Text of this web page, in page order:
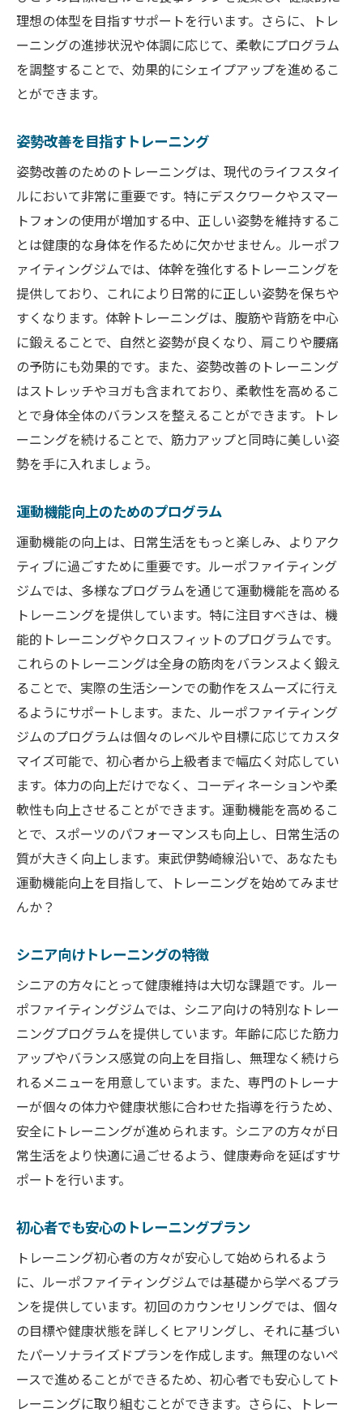
理想の体型を目指すサポートを行います。さらに、トレ
ーニングの進捗状況や体調に応じて、柔軟にプログラム
を調整することで、効果的にシェイプアップを進めるこ
とができます。
姿勢改善を目指すトレーニング
姿勢改善のためのトレーニングは、現代のライフスタイ
ルにおいて非常に重要です。特にデスクワークやスマー
トフォンの使用が増加する中、正しい姿勢を維持するこ
とは健康的な身体を作るために欠かせません。ルーポフ
ァイティングジムでは、体幹を強化するトレーニングを
提供しており、これにより日常的に正しい姿勢を保ちや
すくなります。体幹トレーニングは、腹筋や背筋を中心
に鍛えることで、自然と姿勢が良くなり、肩こりや腰痛
の予防にも効果的です。また、姿勢改善のトレーニング
はストレッチやヨガも含まれており、柔軟性を高めるこ
とで身体全体のバランスを整えることができます。トレ
ーニングを続けることで、筋力アップと同時に美しい姿
勢を手に入れましょう。
運動機能向上のためのプログラム
運動機能の向上は、日常生活をもっと楽しみ、よりアク
ティブに過ごすために重要です。ルーポファイティング
ジムでは、多様なプログラムを通じて運動機能を高める
トレーニングを提供しています。特に注目すべきは、機
能的トレーニングやクロスフィットのプログラムです。
これらのトレーニングは全身の筋肉をバランスよく鍛え
ることで、実際の生活シーンでの動作をスムーズに行え
るようにサポートします。また、ルーポファイティング
ジムのプログラムは個々のレベルや目標に応じてカスタ
マイズ可能で、初心者から上級者まで幅広く対応してい
ます。体力の向上だけでなく、コーディネーションや柔
軟性も向上させることができます。運動機能を高めるこ
とで、スポーツのパフォーマンスも向上し、日常生活の
質が大きく向上します。東武伊勢崎線沿いで、あなたも
運動機能向上を目指して、トレーニングを始めてみませ
んか？
シニア向けトレーニングの特徴
シニアの方々にとって健康維持は大切な課題です。ルー
ポファイティングジムでは、シニア向けの特別なトレー
ニングプログラムを提供しています。年齢に応じた筋力
アップやバランス感覚の向上を目指し、無理なく続けら
れるメニューを用意しています。また、専門のトレーナ
ーが個々の体力や健康状態に合わせた指導を行うため、
安全にトレーニングが進められます。シニアの方々が日
常生活をより快適に過ごせるよう、健康寿命を延ばすサ
ポートを行います。
初心者でも安心のトレーニングプラン
トレーニング初心者の方々が安心して始められるよう
に、ルーポファイティングジムでは基礎から学べるプラ
ンを提供しています。初回のカウンセリングでは、個々
の目標や健康状態を詳しくヒアリングし、それに基づい
たパーソナライズドプランを作成します。無理のないペ
ースで進めることができるため、初心者でも安心してト
レーニングに取り組むことができます。さらに、トレー